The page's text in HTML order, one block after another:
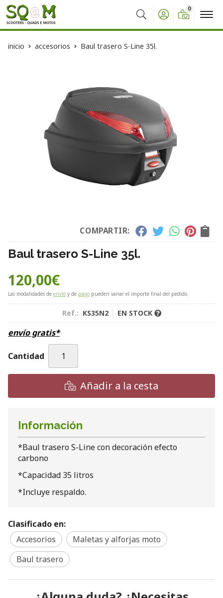
Buscar
0
inicio accesorios Baul trasero S-Line 35l.
COMPARTIR:
Baul trasero S-Line 35l.
120,00€
Las modalidades de envío y de pago pueden variar el importe final del pedido.
Ref.: KS35N2 EN STOCK
envío gratis*
Cantidad
Añadir a la cesta
Información
*Baul trasero S-Line con decoración efecto
carbono
*Capacidad 35 litros
*Incluye respaldo.
Clasificado en:
Accesorios
Maletas y alforjas moto
Baul trasero